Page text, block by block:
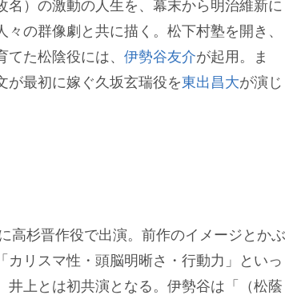
）の激動の人生を、幕末から明治維新に
の群像劇と共に描く。松下村塾を開き、
た松陰役には、 伊勢谷友介が起用。ま
が最初に嫁ぐ久坂玄瑞役を東出昌大が演じ
杉晋作役で出演。前作のイメージとかぶ
カリスマ性・頭脳明晰さ・行動力」といっ
井上とは初共演となる。伊勢谷は「（松蔭